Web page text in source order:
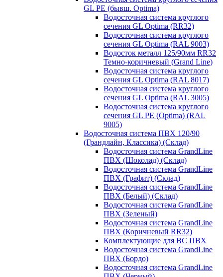
GL PE (бывш. Optima)
Водосточная система круглого
сечения GL Optima (RR32)
Водосточная система круглого
сечения GL Optima (RAL 9003)
Водосток металл 125/90мм RR32
Темно-коричневый (Grand Line)
Водосточная система круглого
сечения GL Optima (RAL 8017)
Водосточная система круглого
сечения GL Optima (RAL 3005)
Водосточная система круглого
сечения GL PE (Optima) (RAL
9005)
Водосточная система ПВХ 120/90
(Грандлайн, Классика) (Склад)
Водосточная система GrandLine
ПВХ (Шоколад) (Склад)
Водосточная система GrandLine
ПВХ (Графит) (Склад)
Водосточная система GrandLine
ПВХ (Белый) (Склад)
Водосточная система GrandLine
ПВХ (Зеленый)
Водосточная система GrandLine
ПВХ (Коричневый RR32)
Комплектующие для ВС ПВХ
Водосточная система GrandLine
ПВХ (Бордо)
Водосточная система GrandLine